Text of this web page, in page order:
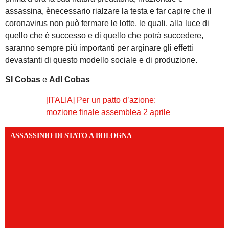
assassina, ènecessario rialzare la testa e far capire che il
coronavirus non può fermare le lotte, le quali, alla luce di
quello che è successo e di quello che potrà succedere,
saranno sempre più importanti per arginare gli effetti
devastanti di questo modello sociale e di produzione.
SI Cobas e Adl Cobas
[ITALIA] Per un patto d’azione:
mozione finale assemblea 2 aprile
ASSASSINIO DI STATO A BOLOGNA